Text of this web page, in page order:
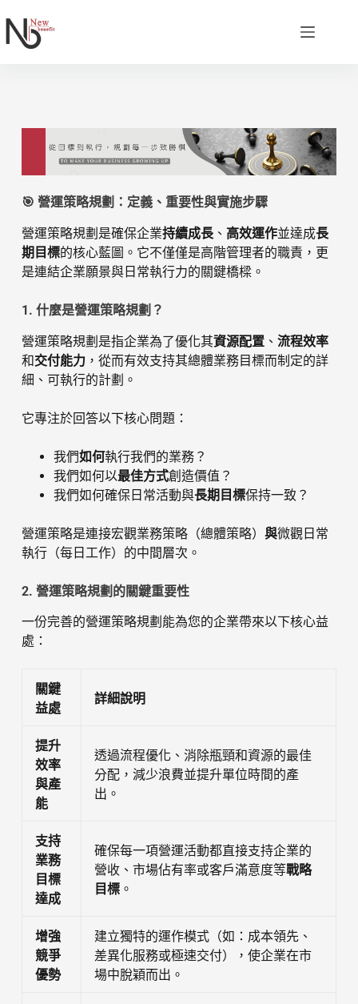
🎯 營運策略規劃：定義、重要性與實施步驟
營運策略規劃是確保企業持續成長、 高效運作並達成長
期目標的核心藍圖。它不僅僅是高階管理者的職責，更
是連結企業願景與日常執行力的關鍵橋樑。
1. 什麼是營運策略規劃？
營運策略規劃是指企業為了優化其資源配置、 流程效率
和交付能力，從而有效支持其總體業務目標而制定的詳
細、可執行的計劃。
它專注於回答以下核心問題：
我們如何執行我們的業務？
我們如何以最佳方式創造價值？
我們如何確保日常活動與長期目標保持一致？
營運策略是連接宏觀業務策略（總體策略） 與微觀日常
執行（每日工作）的中間層次。
2. 營運策略規劃的關鍵重要性
一份完善的營運策略規劃能為您的企業帶來以下核心益
處：
關鍵
益處
詳細說明
提升
效率
與產
能
透過流程優化、消除瓶頸和資源的最佳
分配，減少浪費並提升單位時間的產
出。
支持
業務
目標
達成
確保每一項營運活動都直接支持企業的
營收、市場佔有率或客戶滿意度等戰略
目標。
增強
競爭
優勢
建立獨特的運作模式（如：成本領先、
差異化服務或極速交付），使企業在市
場中脫穎而出。